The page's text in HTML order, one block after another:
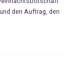
den Auftrag, den